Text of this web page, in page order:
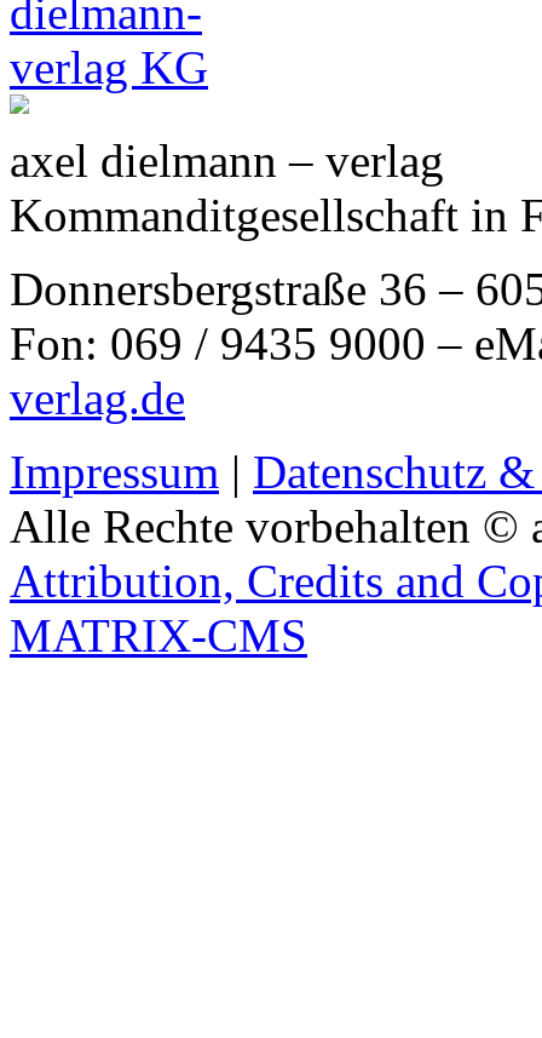
axel dielmann – verlag
Kommanditgesellschaft in
Donnersbergstraße 36 –
Fon: 069 / 9435 9000 –
verlag.de
Impressum | Datenschutz
Alle Rechte vorbehalten ©
Attribution, Credits and
MATRIX-CMS